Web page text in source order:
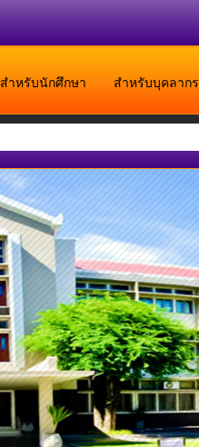
สำหรับนักศึกษา สำหรับบุคลากร